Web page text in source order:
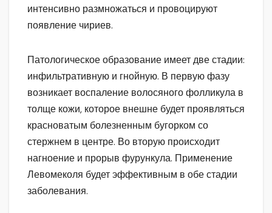
интенсивно размножаться и провоцируют
появление чириев.
Патологическое образование имеет две стадии:
инфильтративную и гнойную. В первую фазу
возникает воспаление волосяного фолликула в
толще кожи, которое внешне будет проявляться
красноватым болезненным бугорком со
стержнем в центре. Во вторую происходит
нагноение и прорыв фурункула. Применение
Левомеколя будет эффективным в обе стадии
заболевания.